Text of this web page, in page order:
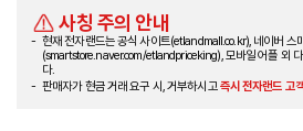
사칭 주의 안내
현재 전자랜드는 공식 사이트(etlandmall.co.kr), 네이버 스
(smartstore.naver.com/etlandpriceking), 모바일 어플 외
다.
판매자가 현금 거래 요구 시, 거부하시고즉시 전자랜드 고